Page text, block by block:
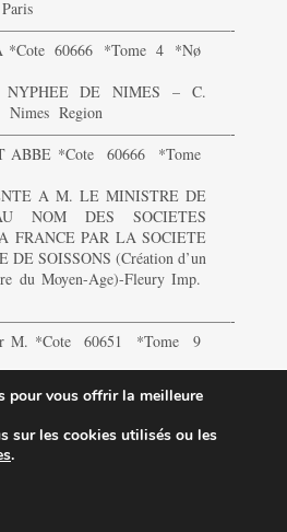
*Cote 60666 *Tome 4 *Nø
DE NIMES – C.
Nimes Region
ABBE *Cote 60666 *Tome
A M. LE MINISTRE DE
NOM DES SOCIETES
FRANCE PAR LA SOCIETE
DE SOISSONS (Création d’un
du Moyen-Age)-Fleury Imp.
M. *Cote 60651 *Tome 9
LES EAUX THERMALES
ET NON
D’OLETTE (P-O)
1852- (J.B. Alzine Imp.)
pour vous offrir la meilleure
sur les cookies utilisés ou les
.